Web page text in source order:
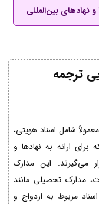
نهادهای بین‌المللی
ترجمه
شامل اسناد هویتی،
ارائه به نهادها و
می‌گیرند. این مدارک
مدارک تحصیلی مانند
مربوط به ازدواج و